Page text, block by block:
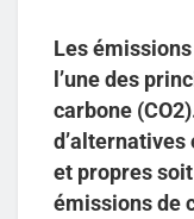
Les
l’une des
carbone
et propres
émissions de